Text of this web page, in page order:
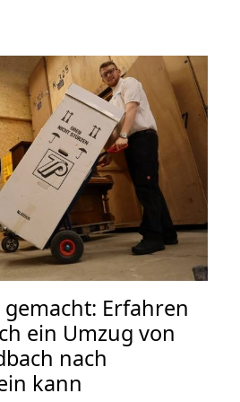
Erfahren
ein Umzug von
nach
kann